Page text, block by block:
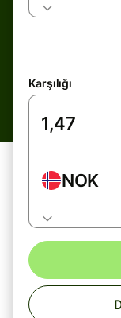
Karşılığı
NOK